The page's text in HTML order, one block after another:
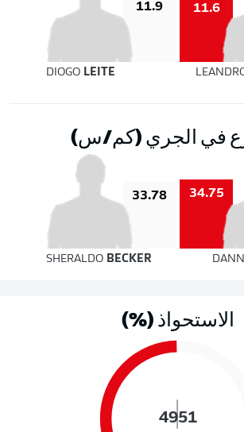
11.6
11.9
DIOGO LEITE
في الجري (كم/س)
34.75
33.78
SHERALDO BECKER
الاستحواذ (%)
51
49